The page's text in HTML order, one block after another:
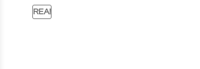
REA!